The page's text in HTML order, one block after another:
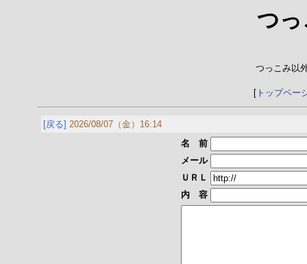
つっ
つっこみ以
[トップペー
[戻る] 2026/08/07（金）16:14
名 前
メール
ＵＲＬ
内 容